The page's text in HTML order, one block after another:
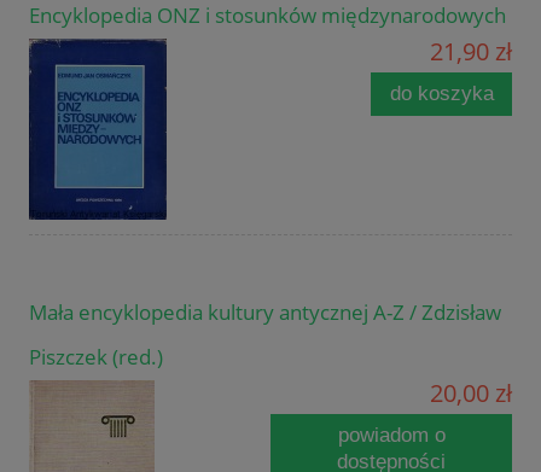
Encyklopedia ONZ i stosunków międzynarodowych
21,90 zł
do koszyka
Mała encyklopedia kultury antycznej A-Z / Zdzisław
Piszczek (red.)
20,00 zł
powiadom o
dostępności